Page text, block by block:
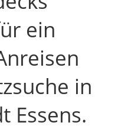
ein
in
Essens.